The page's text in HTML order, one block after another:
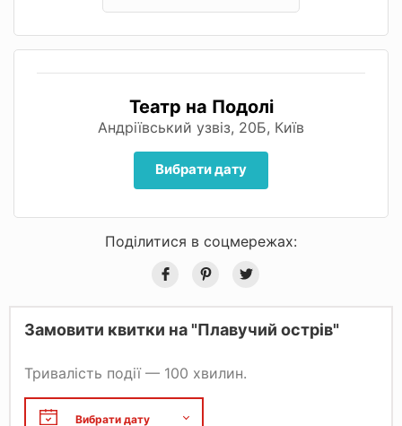
Театр на Подолі
Андріївський узвіз, 20Б, Київ
Вибрати дату
Поділитися в соцмережах:
Замовити квитки на "Плавучий острів"
Тривалість події — 100 хвилин.